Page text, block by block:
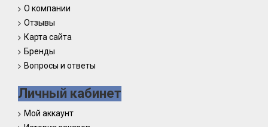
О компании
Отзывы
Карта сайта
Бренды
Вопросы и ответы
Личный кабинет
Мой аккаунт